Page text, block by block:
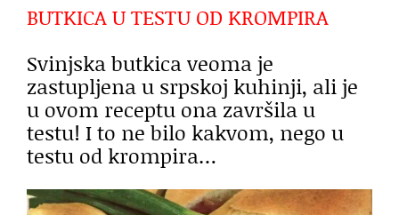
BUTKICA U TESTU OD KROMPIRA
Svinjska butkica veoma je
zastupljena u srpskoj kuhinji, ali je
u ovom receptu ona završila u
testu! I to ne bilo kakvom, nego u
testu od krompira…